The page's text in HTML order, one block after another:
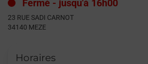
Fermé - jusqu'à 16h00
23 RUE SADI CARNOT
34140 MEZE
Horaires